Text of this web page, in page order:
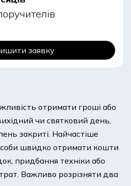
заявку
отримати гроші або
чи святковий день,
закриті. Найчастіше
швидко отримати кошти
придбання техніки або
Важливо розрізняти два